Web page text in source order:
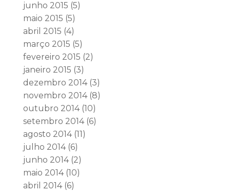
junho 2015 (5)
maio 2015 (5)
abril 2015 (4)
março 2015 (5)
fevereiro 2015 (2)
janeiro 2015 (3)
dezembro 2014(3)
novembro 2014(8)
outubro 2014(10)
setembro 2014(6)
agosto 2014(11)
julho 2014(6)
junho 2014(2)
maio 2014(10)
abril 2014(6)